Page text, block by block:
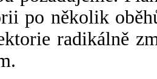
po několik
radikálně